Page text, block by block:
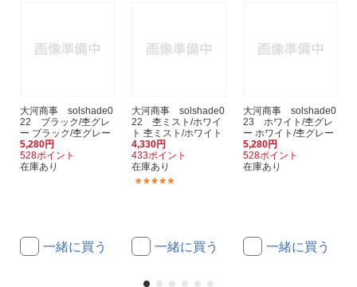
大河商事 solshade0
22 ブラック/杢グレ
ー ブラック/杢グレー
5,280円
528ポイント
在庫あり
一緒に買う
大河商事 solshade0
22 杢ミスト/ホワイ
ト 杢ミスト/ホワイト
4,330円
433ポイント
在庫あり
一緒に買う
大河商事 solshade0
23 ホワイト/杢グレ
ー ホワイト/杢グレー
5,280円
528ポイント
在庫あり
一緒に買う